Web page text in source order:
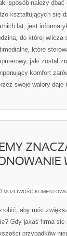
sposób należy
kształtujących się
lat, jest
do której wlicza
które
jaki został
komfort
swoje walory
MOŻLIWOŚĆ
aby móc
Gdy jakaś firma
przypadków